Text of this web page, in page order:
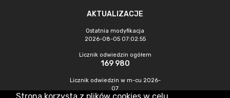
AKTUALIZACJE
Ostatnia modyfikacja
2026-08-05 07:02:55
Licznik odwiedzin ogółem
169 980
Licznik odwiedzin w m-cu 2026-
07